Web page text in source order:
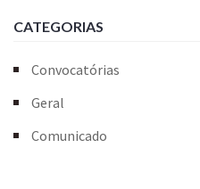
CATEGORIAS
Convocatórias
Geral
Comunicado